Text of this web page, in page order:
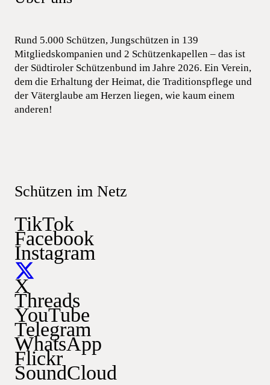
Rund 5.000 Schützen, Jungschützen in 139
Mitgliedskompanien und 2 Schützenkapellen – das ist
der Südtiroler Schützenbund im Jahre 2026. Ein Verein,
dem die Erhaltung der Heimat, die Traditionspflege und
der Väterglaube am Herzen liegen, wie kaum einem
anderen!
Schützen im Netz
TikTok
Facebook
Instagram
X
Threads
YouTube
Telegram
WhatsApp
Flickr
SoundCloud